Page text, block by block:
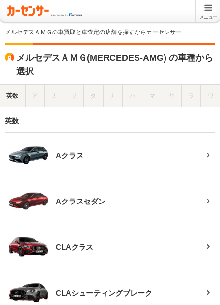
メニュー
メルセデスＡＭＧの車買取と車査定の店舗を探すならカーセンサー
メルセデスＡＭＧ(MERCEDES-AMG) の車種から
選択
英数 ア カ サ タ ナ ハ マ ヤ ラ ワ
英数
Aクラス
Aクラスセダン
CLAクラス
CLAシューティングブレーク